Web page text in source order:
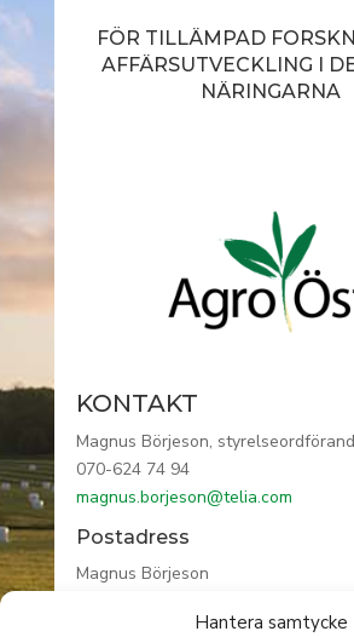
Hantera samtycke
FÖR TILLÄMPAD
AFFÄRSUTVECKLING I
NÄRINGARNA
KONTAKT
Magnus Börjeson,
070-624 74 94
magnus.borjeson@telia.com
Postadress
Magnus Börjeson
590 76 VRETA KLOSTER